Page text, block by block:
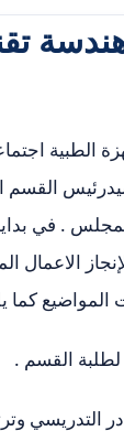
٢٠٢٢/٩/٢٥ برئاسة
. في
المواضيع كما